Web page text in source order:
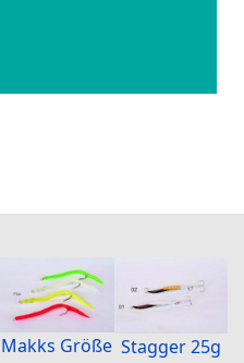
Makks Größe Stagger 25g